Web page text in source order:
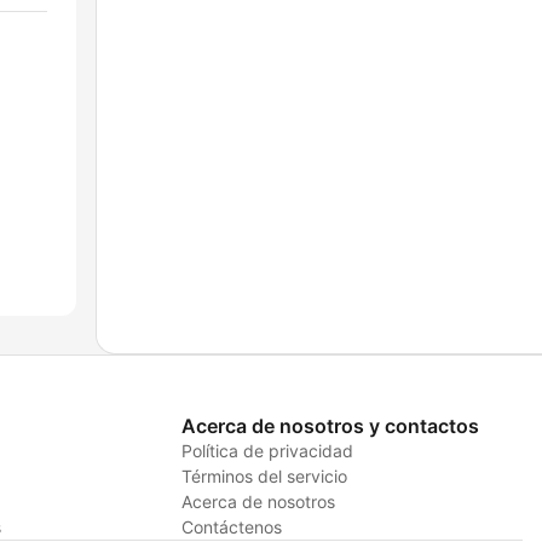
Acerca de nosotros y contactos
Política de privacidad
Términos del servicio
Acerca de nosotros
Contáctenos